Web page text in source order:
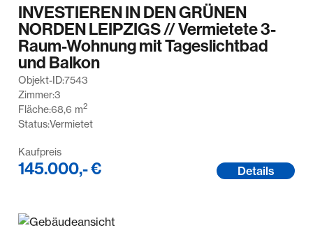
INVESTIEREN IN DEN GRÜNEN
NORDEN LEIPZIGS // Vermietete 3-
Raum-Wohnung mit Tageslichtbad
und Balkon
Objekt-ID:7543
Zimmer:3
Fläche:68,6 m2
Status:Vermietet
Kaufpreis
145.000,- € Details